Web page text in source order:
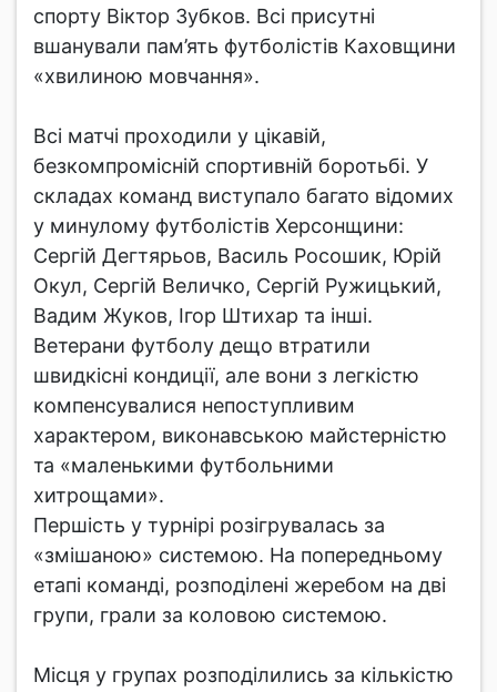
спорту Віктор Зубков. Всі присутні
вшанували пам’ять футболістів Каховщини
«хвилиною мовчання».
Всі матчі проходили у цікавій,
безкомпромісній спортивній боротьбі. У
складах команд виступало багато відомих
у минулому футболістів Херсонщини:
Сергій Дегтярьов, Василь Росошик, Юрій
Окул, Сергій Величко, Сергій Ружицький,
Вадим Жуков, Ігор Штихар та інші.
Ветерани футболу дещо втратили
швидкісні кондиції, але вони з легкістю
компенсувалися непоступливим
характером, виконавською майстерністю
та «маленькими футбольними
хитрощами».
Першість у турнірі розігрувалась за
«змішаною» системою. На попередньому
етапі команді, розподілені жеребом на дві
групи, грали за коловою системою.
Місця у групах розподілились за кількістю